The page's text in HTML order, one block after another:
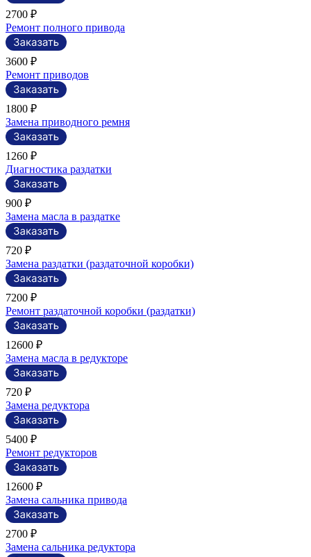
2700 ₽
Ремонт полного привода
3600 ₽
Ремонт приводов
1800 ₽
Замена приводного ремня
1260 ₽
Диагностика раздатки
900 ₽
Замена масла в раздатке
720 ₽
Замена раздатки (раздаточной коробки)
7200 ₽
Ремонт раздаточной коробки (раздатки)
12600 ₽
Замена масла в редукторе
720 ₽
Замена редуктора
5400 ₽
Ремонт редукторов
12600 ₽
Замена сальника привода
2700 ₽
Замена сальника редуктора